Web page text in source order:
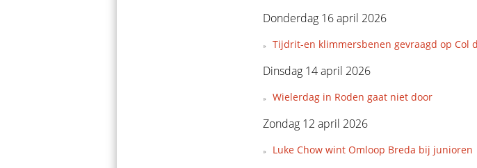
Donderdag 16 april 2026
Tijdrit-en klimmersbenen gevraagd op Col
Dinsdag 14 april 2026
Wielerdag in Roden gaat niet door
Zondag 12 april 2026
Luke Chow wint Omloop Breda bij junioren